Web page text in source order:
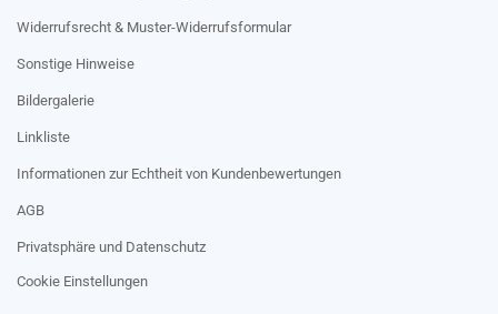
Widerrufsrecht & Muster-Widerrufsformular
Sonstige Hinweise
Bildergalerie
Linkliste
Informationen zur Echtheit von Kundenbewertungen
AGB
Privatsphäre und Datenschutz
Cookie Einstellungen